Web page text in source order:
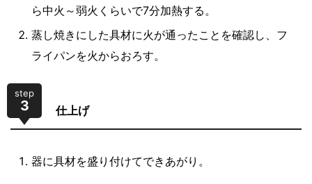
ら中火～弱火くらいで7分加熱する。
蒸し焼きにした具材に火が通ったことを確認し、フ
ライパンを火からおろす。
step
3 仕上げ
器に具材を盛り付けてできあがり。